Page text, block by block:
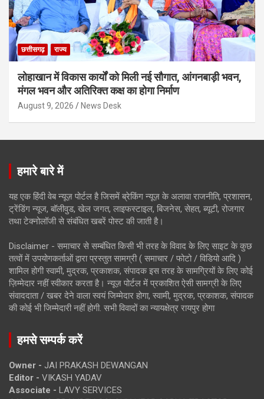
छत्तीसगढ़ राज्य
लोहाखान में विकास कार्यों को मिली नई सौगात, आंगनबाड़ी भवन,
मंगल भवन और अतिरिक्त कक्ष का होगा निर्माण
August 9, 2026 News Desk
हमारे बारे में
यह एक हिंदी वेब न्यूज़ पोर्टल है जिसमें ब्रेकिंग न्यूज़ के अलावा राजनीति, प्रशासन,
ट्रेंडिंग न्यूज, बॉलीवुड, खेल जगत, लाइफस्टाइल, बिजनेस, सेहत, ब्यूटी, रोजगार
तथा टेक्नोलॉजी से संबंधित खबरें पोस्ट की जाती है।
Disclaimer - समाचार से सम्बंधित किसी भी तरह के विवाद के लिए साइट के कुछ
तत्वों में उपयोगकर्ताओं द्वारा प्रस्तुत सामग्री ( समाचार / फोटो / विडियो आदि )
शामिल होगी स्वामी, मुद्रक, प्रकाशक, संपादक इस तरह के सामग्रियों के लिए कोई
ज़िम्मेदार नहीं स्वीकार करता है। न्यूज़ पोर्टल में प्रकाशित ऐसी सामग्री के लिए
संवाददाता / खबर देने वाला स्वयं जिम्मेदार होगा, स्वामी, मुद्रक, प्रकाशक, संपादक
की कोई भी जिम्मेदारी नहीं होगी. सभी विवादों का न्यायक्षेत्र रायपुर होगा
हमसे सम्पर्क करें
Owner - JAI PRAKASH DEWANGAN
Editor - VIKASH YADAV
Associate - LAVY SERVICES